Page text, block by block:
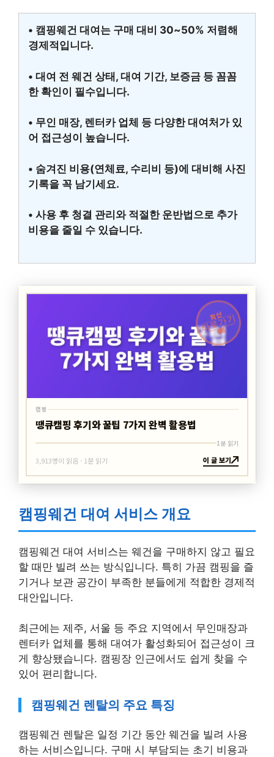
• 캠핑웨건 대여는 구매 대비 30~50% 저렴해
경제적입니다.
• 대여 전 웨건 상태, 대여 기간, 보증금 등 꼼꼼
한 확인이 필수입니다.
• 무인 매장, 렌터카 업체 등 다양한 대여처가 있
어 접근성이 높습니다.
• 숨겨진 비용(연체료, 수리비 등)에 대비해 사진
기록을 꼭 남기세요.
• 사용 후 청결 관리와 적절한 운반법으로 추가
비용을 줄일 수 있습니다.
최신
바로가기
캠핑
캠핑
땡큐캠핑 후기와 꿀팁 7가지 완벽 활용법
1분 읽기
3,913명이 읽음 · 1분 읽기 이 글 보기
캠핑웨건 대여 서비스 개요
캠핑웨건 대여 서비스는 웨건을 구매하지 않고 필요
할 때만 빌려 쓰는 방식입니다. 특히 가끔 캠핑을 즐
기거나 보관 공간이 부족한 분들에게 적합한 경제적
대안입니다.
최근에는 제주, 서울 등 주요 지역에서 무인매장과
렌터카 업체를 통해 대여가 활성화되어 접근성이 크
게 향상됐습니다. 캠핑장 인근에서도 쉽게 찾을 수
있어 편리합니다.
캠핑웨건 렌탈의 주요 특징
캠핑웨건 렌탈은 일정 기간 동안 웨건을 빌려 사용
하는 서비스입니다. 구매 시 부담되는 초기 비용과